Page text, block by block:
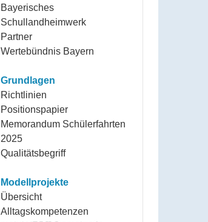
Bayerisches
Schullandheimwerk
Partner
Wertebündnis Bayern
Grundlagen
Richtlinien
Positionspapier
Memorandum Schülerfahrten
2025
Qualitätsbegriff
Modellprojekte
Übersicht
Alltagskompetenzen